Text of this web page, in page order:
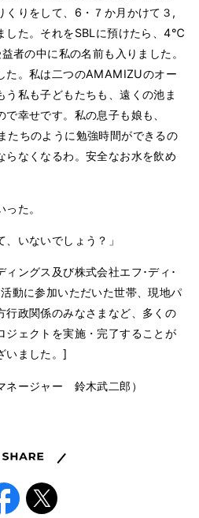
くりをして、6・７か月かけて３,
した。それをSBLに預けたら、4℃
者の中に私の名前も入りました。
た。私は二つのAMAMIZUのオー
私も子どもたちも、遠くの池ま
幸せです。私の息子も娘も、
たちのように勉強時間ができるの
らなくなるわ。安全なお水を飲め
た。
、いないでしょう？」
ングス及び株式会社エフ･ディ･
動に参加いただいた世帯、現地パ
行政関係のみなさまなど、多くの
ジェクトを実施・完了することが
いました。]
ネージャー 鈴木武二郎）